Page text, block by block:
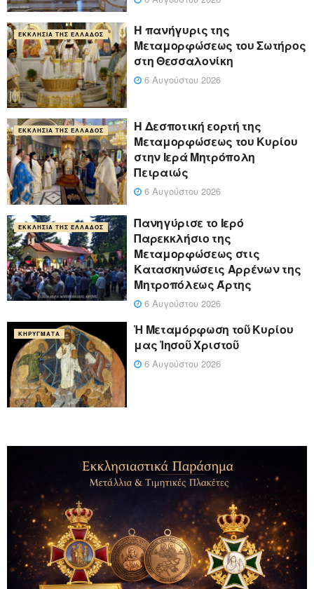
ΕΚΚΛΗΣΊΑ ΤΗΣ ΕΛΛΆΔΟΣ
Η πανήγυρις της
Μεταμορφώσεως του Σωτήρος
στη Θεσσαλονίκη
6 Αυγούστου 2026
ΕΚΚΛΗΣΊΑ ΤΗΣ ΕΛΛΆΔΟΣ
Η Δεσποτική εορτή της
Μεταμορφώσεως του Κυρίου
στην Ιερά Μητρόπολη
Πειραιώς
6 Αυγούστου 2026
ΕΚΚΛΗΣΊΑ ΤΗΣ ΕΛΛΆΔΟΣ
Πανηγύρισε το Ιερό
Παρεκκλήσιο της
Μεταμορφώσεως στις
Κατασκηνώσεις Αρρένων της
Μητροπόλεως Άρτης
6 Αυγούστου 2026
ΚΗΡΎΓΜΑΤΑ
Ἡ Μεταμόρφωση τοῦ Κυρίου
μας Ἰησοῦ Χριστοῦ
6 Αυγούστου 2026